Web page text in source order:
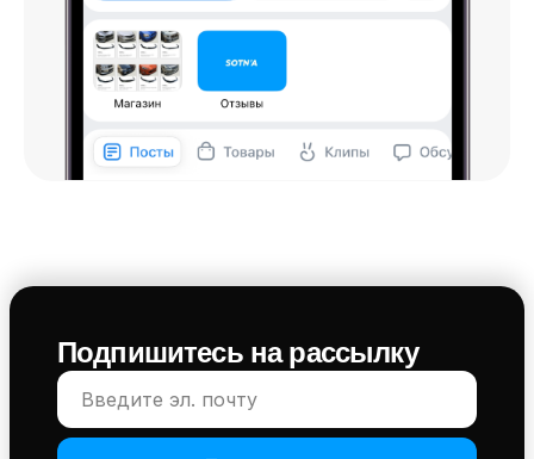
Подпишитесь на рассылку